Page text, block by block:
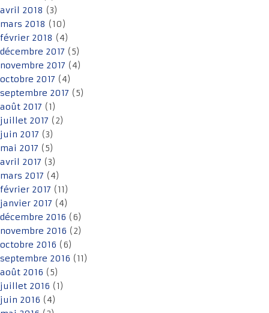
avril 2018 (3)
mars 2018 (10)
février 2018 (4)
décembre 2017 (5)
novembre 2017 (4)
octobre 2017 (4)
septembre 2017 (5)
août 2017 (1)
juillet 2017 (2)
juin 2017 (3)
mai 2017 (5)
avril 2017 (3)
mars 2017 (4)
février 2017 (11)
janvier 2017 (4)
décembre 2016 (6)
novembre 2016 (2)
octobre 2016 (6)
septembre 2016 (11)
août 2016 (5)
juillet 2016 (1)
juin 2016 (4)